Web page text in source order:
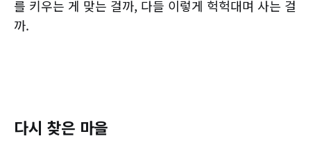
를 키우는 게 맞는 걸까, 다들 이렇게 헉헉대며 사는 걸
까.
다시 찾은 마을